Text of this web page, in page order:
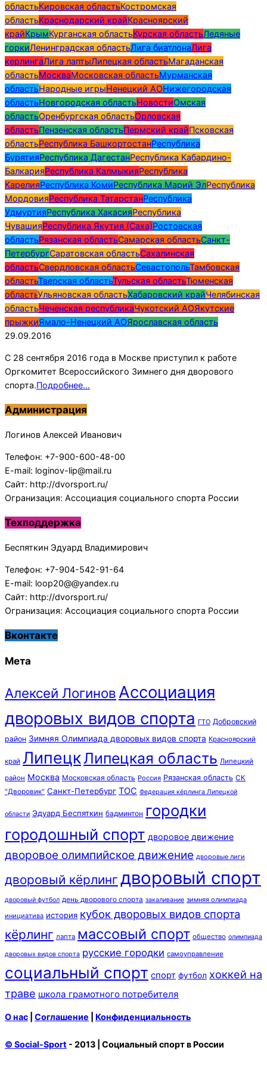
областьКировская областьКостромская
областьКраснодарский крайКрасноярский
крайКрымКурганская областьКурская областьЛедяные
горкиЛенинградская областьЛига биатлонаЛига
керлингаЛига лаптыЛипецкая областьМагаданская
областьМоскваМосковская областьМурманская
областьНародные игрыНенецкий АОНижегородская
областьНовгородская областьНовостиОмская
областьОренбургская областьОрловская
областьПензенская областьПермский крайПсковская
областьРеспублика БашкортостанРеспублика
БурятияРеспублика ДагестанРеспублика Кабардино-
БалкарияРеспублика КалмыкияРеспублика
КарелияРеспублика КомиРеспублика Марий ЭлРеспублика
МордовияРеспублика ТатарстанРеспублика
УдмуртияРеспублика ХакасияРеспублика
ЧувашияРеспублика Якутия (Саха)Ростовская
областьРязанская областьСамарская областьСанкт-
ПетербургСаратовская областьСахалинская
областьСвердловская областьСевастопольТамбовская
областьТверская областьТульская областьТюменская
областьУльяновская областьХабаровский крайЧелябинская
областьЧеченская республикаЧукотский АОЯкутские
прыжкиЯмало-Ненецкий АОЯрославская область
29.09.2016
С 28 сентября 2016 года в Москве приступил к работе
Оргкомитет Всероссийского Зимнего дня дворового
спорта.Подробнее…
Администрация
Логинов Алексей Иванович
Телефон: +7-900-600-48-00
E-mail: loginov-lip@mail.ru
Сайт: http://dvorsport.ru/
Огранизация: Ассоциация социального спорта России
Техподдержка
Беспяткин Эдуард Владимирович
Телефон: +7-904-542-91-64
E-mail: loop20@@yandex.ru
Сайт: http://dvorsport.ru/
Огранизация: Ассоциация социального спорта России
Вконтакте
Мета
Алексей Логинов Ассоциация
дворовых видов спорта ГТО Добровский
район Зимняя Олимпиада дворовых видов спорта Красноярский
край ЛипецкЛипецкая область Липецкий
район Москва Московская область Россия Рязанская область СК
"Дворовик" Санкт-Петербург ТОС Федерация кёрлинга Липецкой
области Эдуард Беспяткин бадминтон городки
городошный спорт дворовое движение
дворовое олимпийское движение дворовые лиги
дворовый кёрлинг дворовый спорт
дворовый футбол день дворового спорта закаливание зимняя олимпиада
инициатива история кубок дворовых видов спорта
кёрлинг лапта массовый спорт общество олимпиада
дворовых видов спорта русские городки самоуправление
социальный спорт спорт футбол хоккей на
траве школа грамотного потребителя
О нас Соглашение Конфиденциальность
© Social-Sport - 2013 | Социальный спорт в России